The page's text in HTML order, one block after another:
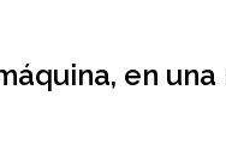
en una